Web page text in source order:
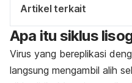
Artikel terkait
Apa itu siklus
Virus yang bereplikasi
langsung mengambil alih